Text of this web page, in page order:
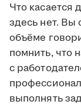
Что касается
здесь нет. Вы
объёме
помнить, что
с
выполнять